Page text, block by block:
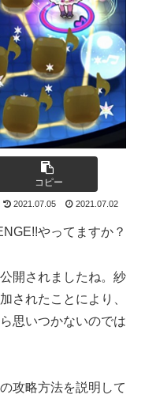
コピー
2021.07.05 2021.07.02
やってますか？
開されましたね。紗
されたことにより、
思いつかないのでは
攻略方法を説明して